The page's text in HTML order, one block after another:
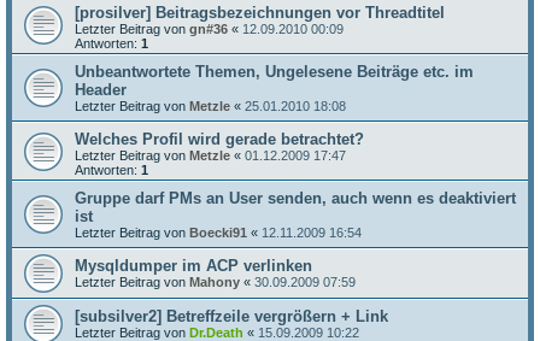
[prosilver] Beitragsbezeichnungen vor Threadtitel
Letzter Beitrag von gn#36 « 12.09.2010 00:09
Antworten: 1
Unbeantwortete Themen, Ungelesene Beiträge etc. im
Header
Letzter Beitrag von Metzle « 25.01.2010 18:08
Welches Profil wird gerade betrachtet?
Letzter Beitrag von Metzle « 01.12.2009 17:47
Antworten: 1
Gruppe darf PMs an User senden, auch wenn es deaktiviert
ist
Letzter Beitrag von Boecki91 « 12.11.2009 16:54
Mysqldumper im ACP verlinken
Letzter Beitrag von Mahony « 30.09.2009 07:59
[subsilver2] Betreffzeile vergrößern + Link
Letzter Beitrag von Dr.Death « 15.09.2009 10:22